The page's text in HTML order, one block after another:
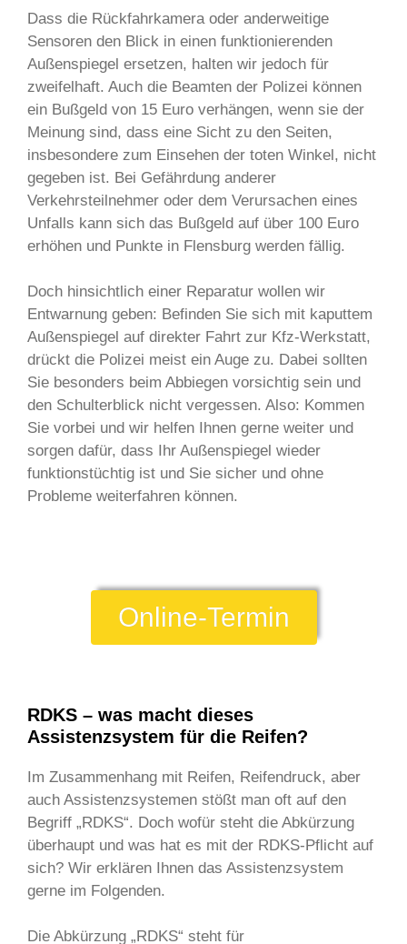
Dass die Rückfahrkamera oder anderweitige
Sensoren den Blick in einen funktionierenden
Außenspiegel ersetzen, halten wir jedoch für
zweifelhaft. Auch die Beamten der Polizei können
ein Bußgeld von 15 Euro verhängen, wenn sie der
Meinung sind, dass eine Sicht zu den Seiten,
insbesondere zum Einsehen der toten Winkel, nicht
gegeben ist. Bei Gefährdung anderer
Verkehrsteilnehmer oder dem Verursachen eines
Unfalls kann sich das Bußgeld auf über 100 Euro
erhöhen und Punkte in Flensburg werden fällig.
Doch hinsichtlich einer Reparatur wollen wir
Entwarnung geben: Befinden Sie sich mit kaputtem
Außenspiegel auf direkter Fahrt zur Kfz-Werkstatt,
drückt die Polizei meist ein Auge zu. Dabei sollten
Sie besonders beim Abbiegen vorsichtig sein und
den Schulterblick nicht vergessen. Also: Kommen
Sie vorbei und wir helfen Ihnen gerne weiter und
sorgen dafür, dass Ihr Außenspiegel wieder
funktionstüchtig ist und Sie sicher und ohne
Probleme weiterfahren können.
Online-Termin
RDKS – was macht dieses
Assistenzsystem für die Reifen?
Im Zusammenhang mit Reifen, Reifendruck, aber
auch Assistenzsystemen stößt man oft auf den
Begriff „RDKS“. Doch wofür steht die Abkürzung
überhaupt und was hat es mit der RDKS-Pflicht auf
sich? Wir erklären Ihnen das Assistenzsystem
gerne im Folgenden.
Die Abkürzung „RDKS“ steht für